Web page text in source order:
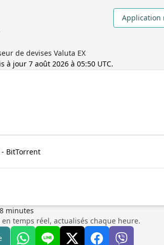
Application
de devises Valuta EX
à jour 7 août 2026 à 05:50 UTC.
- BitTorrent
minutes
temps réel, actualisés chaque heure.